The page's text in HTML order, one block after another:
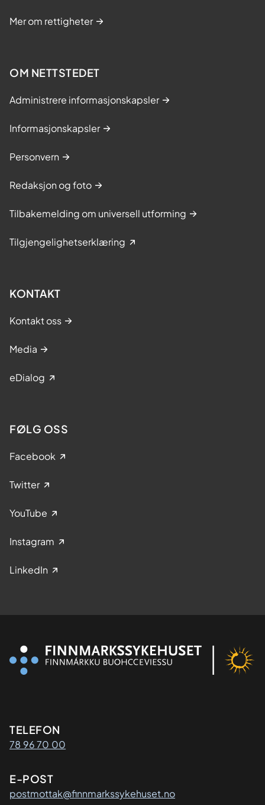
Mer om rettigheter
OM NETTSTEDET
Administrere informasjonskapsler
Informasjonskapsler
Personvern
Redaksjon og foto
Tilbakemelding om universell utforming
Tilgjengelighetserklæring
KONTAKT
Kontakt oss
Media
eDialog
FØLG OSS
Facebook
Twitter
YouTube
Instagram
LinkedIn
Kontaktinformasjon
TELEFON
78 96 70 00
E-POST
postmottak@finnmarkssykehuset.no